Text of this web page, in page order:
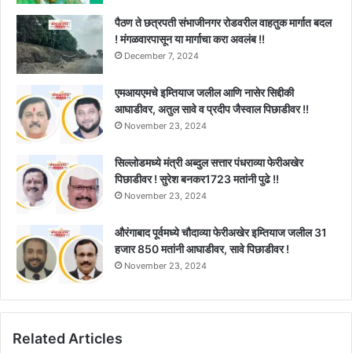
पैठण ते छत्रपती संभाजीनगर रोडवरील वाहतुक मार्गात बदल
! मंगळवारपासून या मार्गाचा करा अवलंब !!
December 7, 2024
एमआयएमचे इम्तियाज जलील आणि नासेर सिद्दीकी
आघाडीवर, अतुल सावे व प्रदीप जैस्वाल पिछाडीवर !!
November 23, 2024
सिल्लोडमध्ये मंत्री अब्दुल सत्तार पंधराव्या फेरीअखेर
पिछाडीवर ! सुरेश बनकर1723 मतांनी पुढे !!
November 23, 2024
औरंगाबाद पूर्वमध्ये चौदाव्या फेरीअखेर इम्तियाज जलील 31
हजार 850 मतांनी आघाडीवर, सावे पिछाडीवर !
November 23, 2024
Related Articles